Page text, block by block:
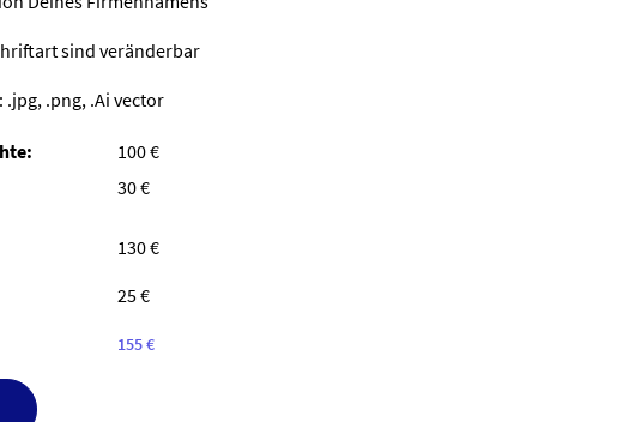
sind veränderbar
.png, .Ai vector
100 €
30 €
130 €
25 €
155 €